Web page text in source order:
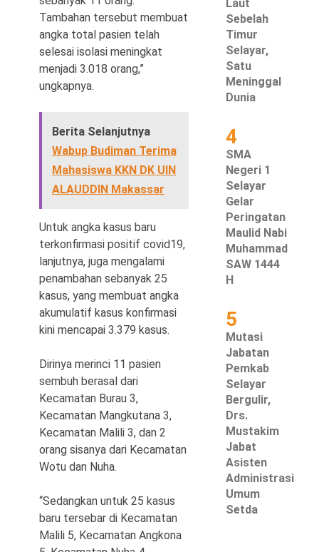
WaspadaTambahan tersebut membuat
angka total pasien telah
selesai isolasi meningkat
menjadi 3.018 orang,”
ungkapnya.
Berita Selanjutnya
Wabup Budiman Terima
Mahasiswa KKN DK UIN
ALAUDDIN Makassar
Untuk angka kasus baru
terkonfirmasi positif covid19,
lanjutnya, juga mengalami
penambahan sebanyak 25
kasus, yang membuat angka
akumulatif kasus konfirmasi
kini mencapai 3.379 kasus.
Dirinya merinci 11 pasien
sembuh berasal dari
Kecamatan Burau 3,
Kecamatan Mangkutana 3,
Kecamatan Malili 3, dan 2
orang sisanya dari Kecamatan
Wotu dan Nuha.
“Sedangkan untuk 25 kasus
baru tersebar di Kecamatan
Malili 5, Kecamatan Angkona
Laut
Sebelah
Timur
Selayar,
Satu
Meninggal
Dunia
4
SMA
Negeri 1
Selayar
Gelar
Peringatan
Maulid Nabi
Muhammad
SAW 1444
H
5
Mutasi
Jabatan
Pemkab
Selayar
Bergulir,
Drs.
Mustakim
Jabat
Asisten
Administrasi
Umum
Setda